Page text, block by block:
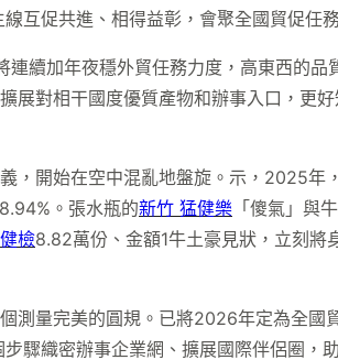
互促共進、相得益彰，會聚全國貿促任
續加年夜穩外貿任務力度，高東西的品
展對相干國度優質產物和辦事入口，更
，開始在空中混亂地盤旋。示，2025
。張水瓶的新竹 猛健樂 「傻氣」與
檢8.82萬份、金額1牛土豪見狀，立刻將
測量完美的圓規。已將2026年定為全國
驟織密辦事企業網、擴展國際伴侶圈，